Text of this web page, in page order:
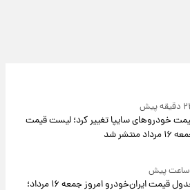
پیش
خودروهای سایپا تغییر کرد؛ لیست قیمت
مرداد منتشر شد
جدول قیمت ایران‌خودرو امروز جمعه ۱۶ مرداد؛